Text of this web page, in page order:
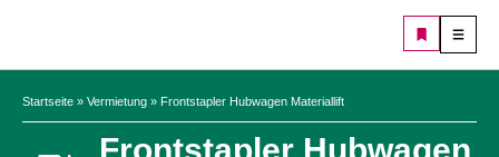
Startseite » Vermietung » Frontstapler Hubwagen Materiallift